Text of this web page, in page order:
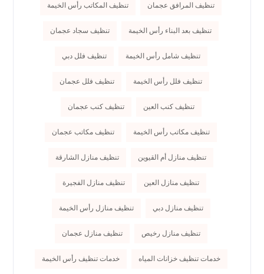
تنظيف المرافق عجمان تنظيف المكاتب رأس الخيمة
تنظيف بعد البناء رأس الخيمة تنظيف سجاد عجمان
تنظيف شامل رأس الخيمة تنظيف فلل دبي
تنظيف فلل رأس الخيمة تنظيف فلل عجمان
تنظيف كنب العين تنظيف كنب عجمان
تنظيف مكاتب رأس الخيمة تنظيف مكاتب عجمان
تنظيف منازل أم القيوين تنظيف منازل الشارقة
تنظيف منازل العين تنظيف منازل الفجيرة
تنظيف منازل دبي تنظيف منازل رأس الخيمة
تنظيف منازل رخيص تنظيف منازل عجمان
خدمات تنظيف خزانات المياه خدمات تنظيف رأس الخيمة